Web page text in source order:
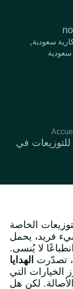
سعودية,
سعودية
للتوزيعات في
الخاصة
فريد، يحمل
لا يُنسى.
تصدّرت
الهدايا
الخيارات التي
لكن هل